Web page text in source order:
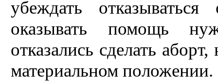
убеждать
оказывать помощь
отказались сделать
материальном положении.